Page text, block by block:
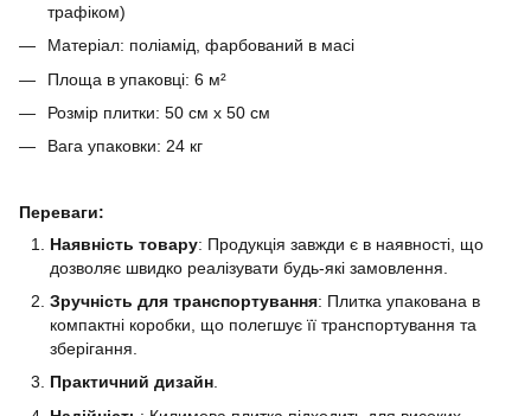
трафіком)
Матеріал: поліамід, фарбований в масі
Площа в упаковці: 6 м²
Розмір плитки: 50 см x 50 см
Вага упаковки: 24 кг
Переваги:
Наявність товару: Продукція завжди є в наявності, що
дозволяє швидко реалізувати будь-які замовлення.
Зручність для транспортування: Плитка упакована в
компактні коробки, що полегшує її транспортування та
зберігання.
Практичний дизайн.